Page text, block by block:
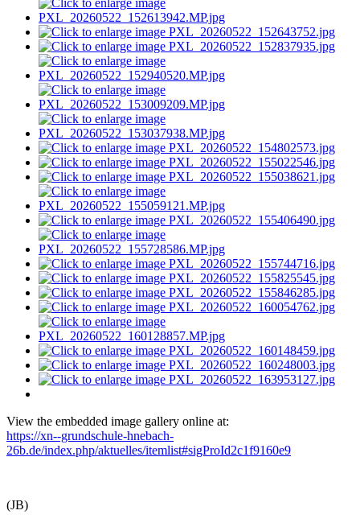
View the embedded image gallery online at:
https://xn--grundschule-hnebach-
26b.de/index.php/aktuelles/itemlist#sigProId2c1f9160e9
(JB)